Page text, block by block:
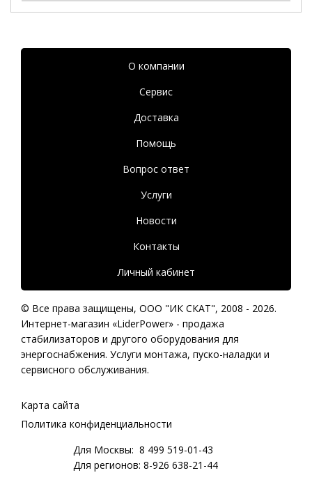
О компании
Сервис
Доставка
Помощь
Вопрос ответ
Услуги
Новости
Контакты
Личный кабинет
© Все права защищены, ООО "ИК СКАТ", 2008 - 2026.
Интернет-магазин «LiderPower» - продажа
стабилизаторов и другого оборудования для
энергоснабжения. Услуги монтажа, пуско-наладки и
сервисного обслуживания.
Карта сайта
Политика конфиденциальности
Для Москвы: 8 499 519-01-43
Для регионов: 8-926 638-21-44